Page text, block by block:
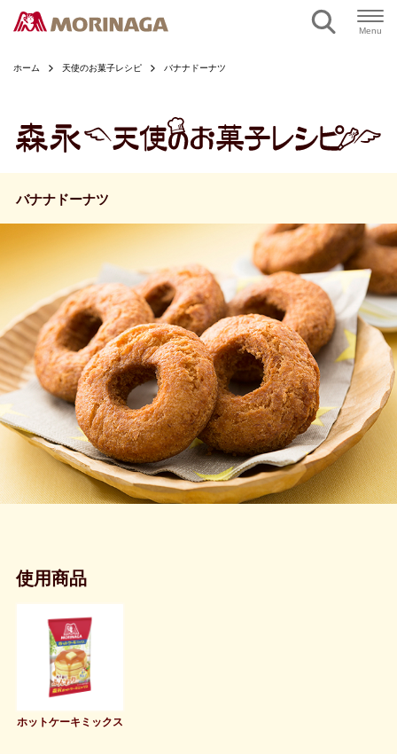
Menu
ホーム 天使のお菓子レシピ バナナドーナツ
バナナドーナツ
使用商品
ホットケーキミックス